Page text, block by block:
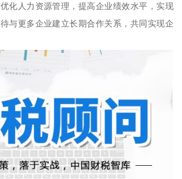
化人力资源管理，提高企业绩效水平，实现
与更多企业建立长期合作关系，共同实现企